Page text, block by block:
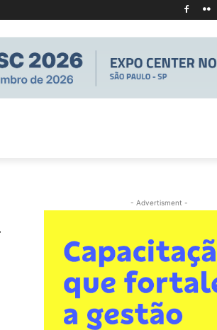
- Advertisment -